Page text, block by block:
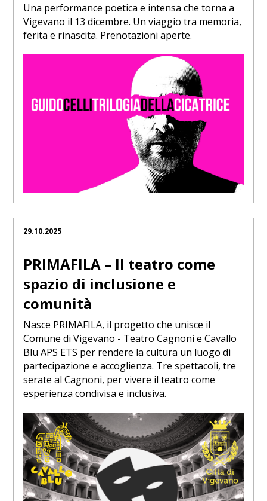
Una performance poetica e intensa che torna a
Vigevano il 13 dicembre. Un viaggio tra memoria,
ferita e rinascita. Prenotazioni aperte.
29.10.2025
PRIMAFILA – Il teatro come
spazio di inclusione e
comunità
Nasce PRIMAFILA, il progetto che unisce il
Comune di Vigevano - Teatro Cagnoni e Cavallo
Blu APS ETS per rendere la cultura un luogo di
partecipazione e accoglienza. Tre spettacoli, tre
serate al Cagnoni, per vivere il teatro come
esperienza condivisa e inclusiva.